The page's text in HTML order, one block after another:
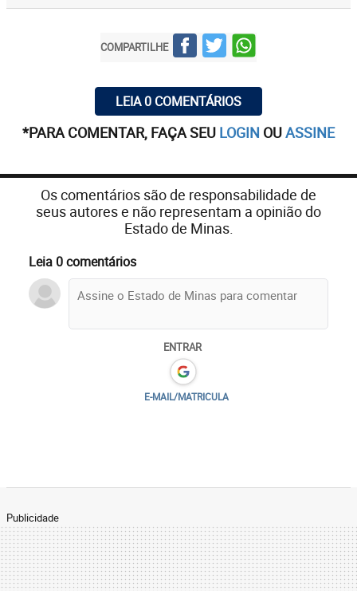
COMPARTILHE
LEIA 0 COMENTÁRIOS
*PARA COMENTAR, FAÇA SEU LOGIN OUASSINE
Os comentários são de responsabilidade de
seus autores e não representam a opinião do
Estado de Minas.
Leia 0 comentários
ENTRAR
E-MAIL/MATRICULA
Publicidade